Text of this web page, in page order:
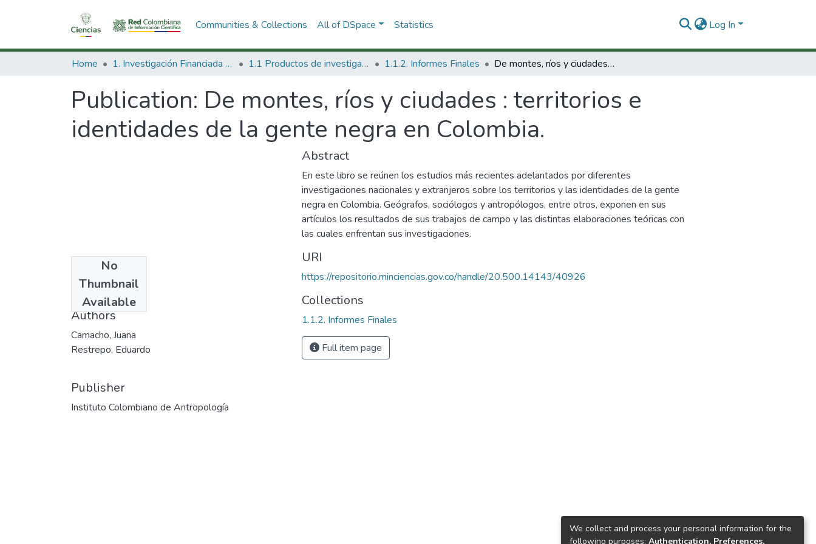
Communities & Collections All of DSpace Statistics Log In
Home 1. Investigación Financiada con Recursos Públicos 1.1 Productos de investigación 1.1.2. Informes Finales De montes, ríos y ciudades : territorios e identidades de la gente negra en Colombia.
Publication: De montes, ríos y ciudades : territorios e
identidades de la gente negra en Colombia.
No
Thumbnail
Available
1999-02
Authors
Camacho, Juana
Restrepo, Eduardo
Publisher
Instituto Colombiano de Antropología
Abstract
En este libro se reúnen los estudios más recientes adelantados por diferentes
investigaciones nacionales y extranjeros sobre los territorios y las identidades de la gente
negra en Colombia. Geógrafos, sociólogos y antropólogos, entre otros, exponen en sus
artículos los resultados de sus trabajos de campo y las distintas elaboraciones teóricas con
las cuales enfrentan sus investigaciones.
URI
https://repositorio.minciencias.gov.co/handle/20.500.14143/40926
Collections
1.1.2. Informes Finales
Full item page
We collect and process your personal information for the
following purposes: Authentication, Preferences,